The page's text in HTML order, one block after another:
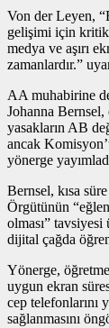
Von der Leyen,
gelişimi için kritik
medya ve aşırı
zamanlardır.”
AA muhabirine
Johanna Bernsel,
yasakların AB
ancak
yönerge
Bernsel, kısa
Örgütünün
olması”
dijital çağda
Yönerge,
uygun ekran
cep telefonlarını
sağlanmasını